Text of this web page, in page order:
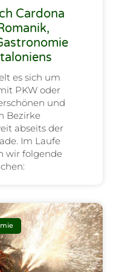
Cardona
es sich um
PKW oder
und
Bezirke
abseits der
Im Laufe
wir folgende